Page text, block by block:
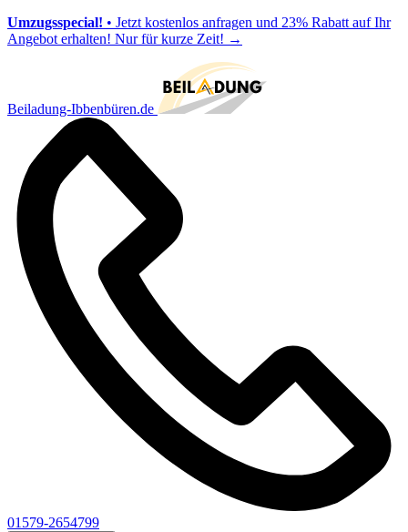
Umzugsspecial! • Jetzt kostenlos anfragen und 23% Rabatt auf Ihr
Angebot erhalten! Nur für kurze Zeit! →
Beiladung-Ibbenbüren.de
01579-2654799